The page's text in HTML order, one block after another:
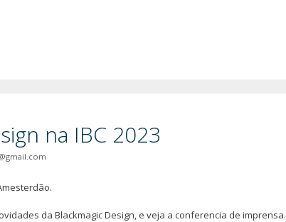
na IBC 2023
da Blackmagic Design, e veja a conferencia de imprensa.